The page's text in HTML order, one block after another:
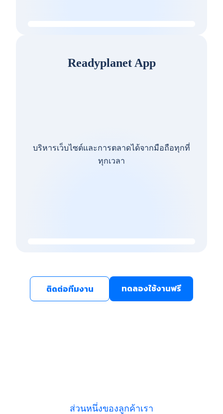
Readyplanet App
บริหารเว็บไซต์และการตลาดได้จากมือถือทุกที่
ทุกเวลา
ติดต่อทีมงาน ทดลองใช้งานฟรี
ส่วนหนึ่งของลูกค้าเรา